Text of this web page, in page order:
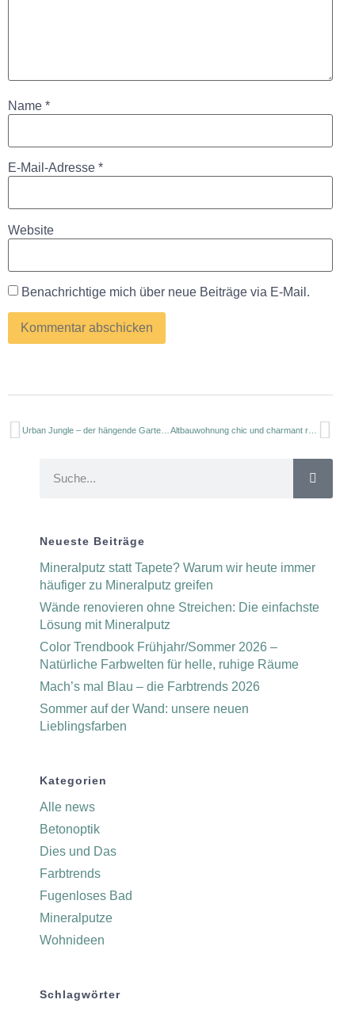
Name *
E-Mail-Adresse *
Website
Benachrichtige mich über neue Beiträge via E-Mail.
Urban Jungle – der hängende Garten zuhause Altbauwohnung chic und charmant renoviert
Neueste Beiträge
Mineralputz statt Tapete? Warum wir heute immer
häufiger zu Mineralputz greifen
Wände renovieren ohne Streichen: Die einfachste
Lösung mit Mineralputz
Color Trendbook Frühjahr/Sommer 2026 –
Natürliche Farbwelten für helle, ruhige Räume
Mach’s mal Blau – die Farbtrends 2026
Sommer auf der Wand: unsere neuen
Lieblingsfarben
Kategorien
Alle news
Betonoptik
Dies und Das
Farbtrends
Fugenloses Bad
Mineralputze
Wohnideen
Schlagwörter